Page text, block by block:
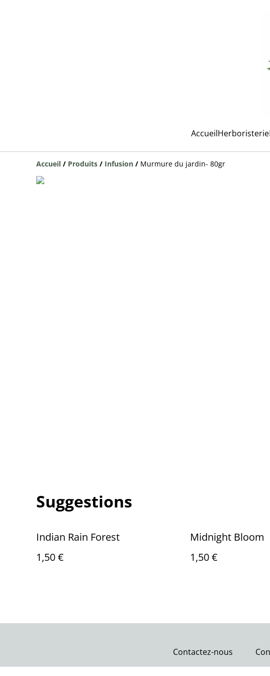
AccueilHerboristerie
Accueil / Produits / Infusion / Murmure du jardin- 80gr
Suggestions
Indian Rain Forest
1,50 €
Midnight Bloom
1,50 €
Contactez-nous